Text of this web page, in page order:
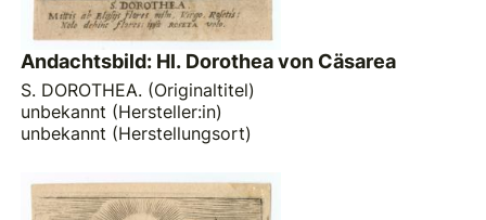
Andachtsbild: Hl. Dorothea von Cäsarea
S. DOROTHEA. (Originaltitel)
unbekannt (Hersteller:in)
unbekannt (Herstellungsort)